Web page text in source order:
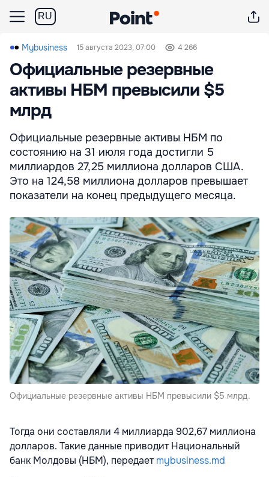
RU
Mybusiness 15 августа 2023, 07:00 4 266
Официальные резервные
активы НБМ превысили $5
млрд
Официальные резервные активы НБМ по
состоянию на 31 июля года достигли 5
миллиардов 27,25 миллиона долларов США.
Это на 124,58 миллиона долларов превышает
показатели на конец предыдущего месяца.
Официальные резервные активы НБМ превысили $5 млрд.
Тогда они составляли 4 миллиарда 902,67 миллиона
долларов. Такие данные приводит Национальный
банк Молдовы (НБМ), передаетmybusiness.md